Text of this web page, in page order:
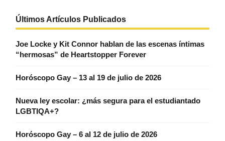
Últimos Artículos Publicados
Joe Locke y Kit Connor hablan de las escenas íntimas
“hermosas” de Heartstopper Forever
Horóscopo Gay – 13 al 19 de julio de 2026
Nueva ley escolar: ¿más segura para el estudiantado
LGBTIQA+?
Horóscopo Gay – 6 al 12 de julio de 2026